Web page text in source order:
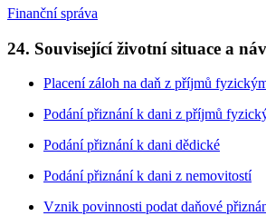
Finanční správa
24. Související životní situace a
Placení záloh na daň z příjmů
Podání přiznání k dani z příjmů
Podání přiznání k dani dědické
Podání přiznání k dani z nemovitostí
Vznik povinnosti podat daňové